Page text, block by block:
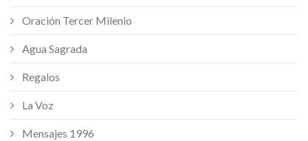
Oración Tercer Milenio
Agua Sagrada
Regalos
La Voz
Mensajes 1996